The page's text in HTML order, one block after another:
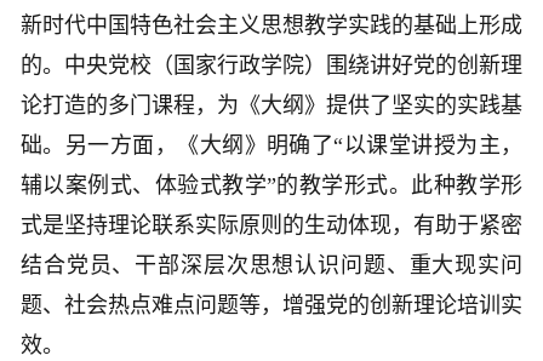
新时代中国特色社会主义思想教学实践的基础上形成
的。中央党校（国家行政学院）围绕讲好党的创新理
论打造的多门课程，为《大纲》提供了坚实的实践基
础。另一方面，《大纲》明确了“以课堂讲授为主，
辅以案例式、体验式教学”的教学形式。此种教学形
式是坚持理论联系实际原则的生动体现，有助于紧密
结合党员、干部深层次思想认识问题、重大现实问
题、社会热点难点问题等，增强党的创新理论培训实
效。